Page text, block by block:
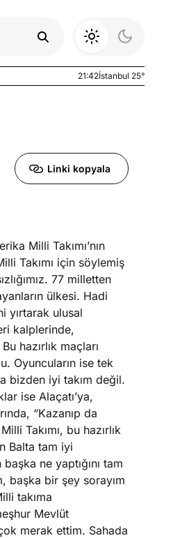
21:42İstanbul 25°
Linki kopyala
Milli Takımı’nın
Takımı için söylemiş
77 milletten
ülkesi. Hadi
yırtarak ulusal
kalplerinde,
hazırlık maçları
Oyuncuların ise tek
bizden iyi takım değil.
ise Alaçatı’ya,
“Kazanıp da
Takımı, bu hazırlık
Balta tam iyi
ne yaptığını tam
başka bir şey sorayım
takıma
Mevlüt
merak ettim. Sahada